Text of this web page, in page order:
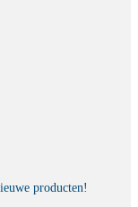
producten!